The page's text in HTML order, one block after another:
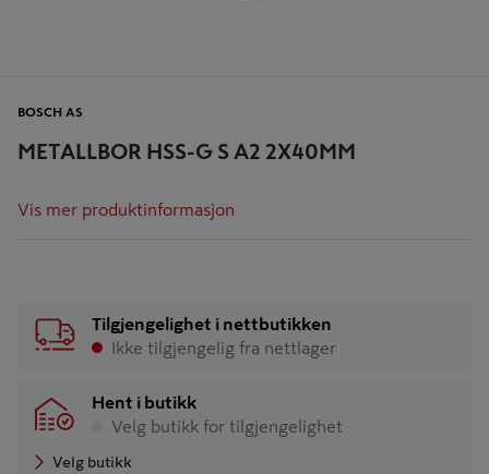
METALLBOR HSS-G S A2 2X40MM
BOSCH AS
Vis mer produktinformasjon
Tilgjengelighet i nettbutikken
Ikke tilgjengelig fra nettlager
Hent i butikk
Velg butikk for tilgjengelighet
Velg butikk